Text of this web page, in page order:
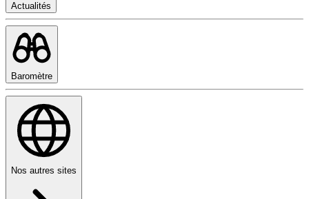
Actualités
Baromètre
Nos autres sites